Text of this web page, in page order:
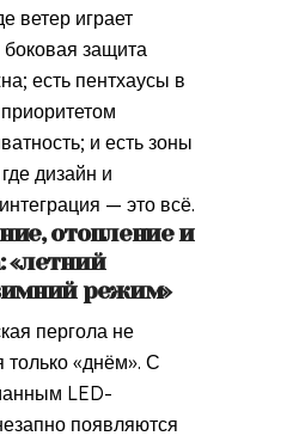
ветер играет
защита
есть пентхаусы в
приоритетом
и есть зоны
дизайн и
— это всё.
отопление и
«летний
режим»
пергола не
только «днём». С
LED-
появляются